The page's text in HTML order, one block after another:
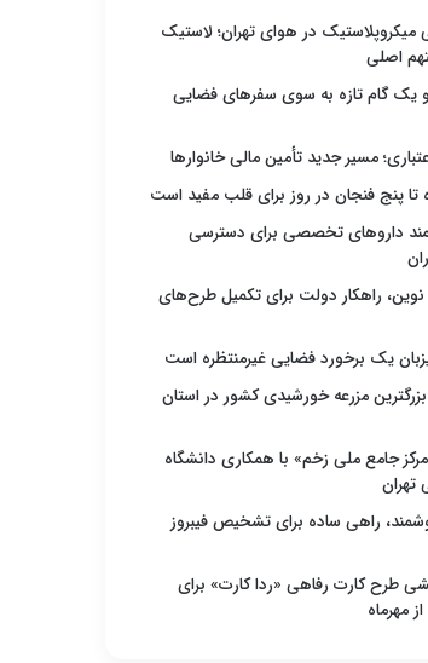
میکروپلاستیک در هوای تهران؛ لاستیک
اصلی
یک گام تازه به سوی سفرهای فضایی
مسیر جدید تأمین مالی خانوارها
پنج فنجان در روز برای قلب مفید است
داروهای تخصصی برای دسترسی
نوین، راهکار دولت برای تکمیل طرح‌های
یک برخورد فضایی غیرمنتظره است
مزرعه خورشیدی کشور در استان
جامع ملی زخم» با همکاری دانشگاه
تهران
راهی ساده برای تشخیص فیبروز
طرح کارت رفاهی «ردا کارت» برای
مهرماه